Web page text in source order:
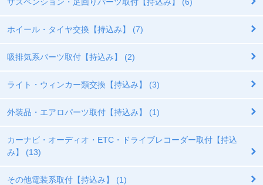
ホイール・タイヤ交換【持込み】 (7)
吸排気系パーツ取付【持込み】 (2)
ライト・ウィンカー類交換【持込み】 (3)
外装品・エアロパーツ取付【持込み】 (1)
カーナビ・オーディオ・ETC・ドライブレコーダー取付【持込
み】 (13)
その他電装系取付【持込み】 (1)